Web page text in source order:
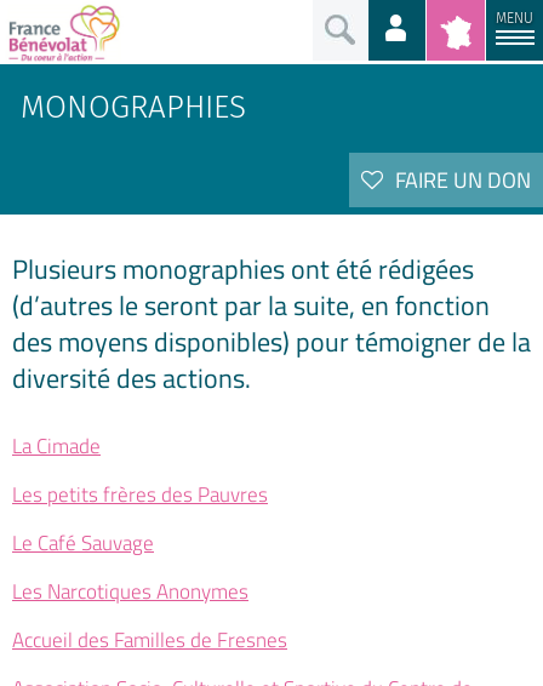
MENU
MONOGRAPHIES
FAIRE UN DON
Plusieurs monographies ont été rédigées
(d’autres le seront par la suite, en fonction
des moyens disponibles) pour témoigner de la
diversité des actions.
La Cimade
Les petits frères des Pauvres
Le Café Sauvage
Les Narcotiques Anonymes
Accueil des Familles de Fresnes